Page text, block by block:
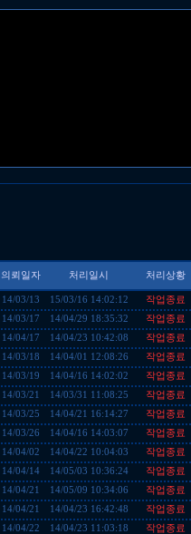
의뢰일자 처리일시 처리상황
14/03/13 15/03/16 14:02:12
작업종료
14/03/17 14/04/29 18:35:32
작업종료
14/04/17 14/04/23 10:42:08
작업종료
14/03/18 14/04/01 12:08:26
작업종료
14/03/19 14/04/16 14:02:02
작업종료
14/03/21 14/03/31 11:08:25
작업종료
14/03/25 14/04/21 16:14:27
작업종료
14/03/26 14/04/16 14:03:07
작업종료
14/04/02 14/04/22 10:04:03
작업종료
14/04/14 14/05/03 10:36:24
작업종료
14/04/21 14/05/09 10:34:06
작업종료
14/04/21 14/04/23 16:42:48
작업종료
14/04/22 14/04/23 11:03:18 작업종료